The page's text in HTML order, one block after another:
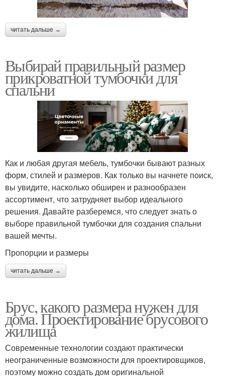
читать дальше →
Выбирай правильный размер
прикроватной тумбочки для
спальни
Как и любая другая мебель, тумбочки бывают разных
форм, стилей и размеров. Как только вы начнете поиск,
вы увидите, насколько обширен и разнообразен
ассортимент, что затрудняет выбор идеального
решения. Давайте разберемся, что следует знать о
выборе правильной тумбочки для создания спальни
вашей мечты.
Пропорции и размеры
читать дальше →
Брус, какого размера нужен для
дома. Проектирование брусового
жилища
Современные технологии создают практически
неограниченные возможности для проектировщиков,
поэтому можно создать дом оригинальной